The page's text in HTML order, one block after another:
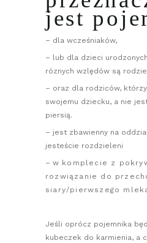
jest
– dla wcześniaków,
– lub dla dzieci
róznych wzlędów są
– oraz dla rodziców,
swojemu dziecku, a nie
piersią.
– jest zbawienny na
jesteście rozdzieleni
– w komplecie z
rozwiązanie do
siary/pierwszego
Jeśli oprócz pojemnika
kubeczek do karmienia, a